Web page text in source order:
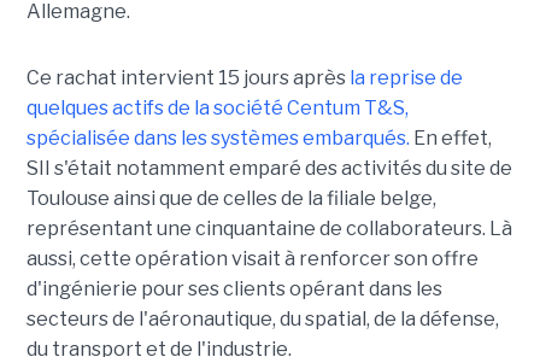
Allemagne.
Ce rachat intervient 15 jours après la reprise de
quelques actifs de la société Centum T&S,
spécialisée dans les systèmes embarqués. En effet,
SII s'était notamment emparé des activités du site de
Toulouse ainsi que de celles de la filiale belge,
représentant une cinquantaine de collaborateurs. Là
aussi, cette opération visait à renforcer son offre
d'ingénierie pour ses clients opérant dans les
secteurs de l'aéronautique, du spatial, de la défense,
du transport et de l'industrie.